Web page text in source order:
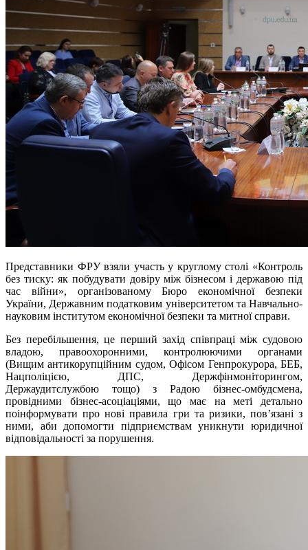
Представники ФРУ взяли участь у круглому столі «Контроль
без тиску: як побудувати довіру між бізнесом і державою під
час війни», організованому Бюро економічної безпеки
України, Державним податковим університетом та Навчально-
науковим інститутом економічної безпеки та митної справи.
Без перебільшення, це перший захід співпраці між судовою
владою, правоохоронними, контролюючими органами
(Вищим антикорупційним судом, Офісом Генпрокурора, БЕБ,
Нацполіцією, ДПС, Держфінмоніторингом,
Держаудитслужбою тощо) з Радою бізнес-омбудсмена,
провідними бізнес-асоціаціями, що має на меті детально
поінформувати про нові правила гри та ризики, пов’язані з
ними, аби допомогти підприємствам уникнути юридичної
відповідальності за порушення.